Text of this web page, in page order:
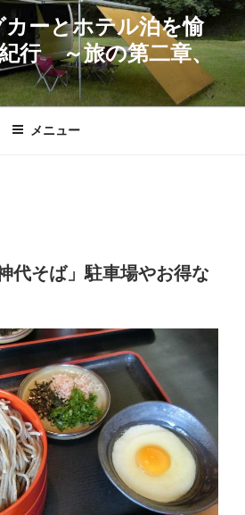
ーとホテル泊を愉
行 ～旅の第二章、
メニュー
代そば」駐車場やお得な